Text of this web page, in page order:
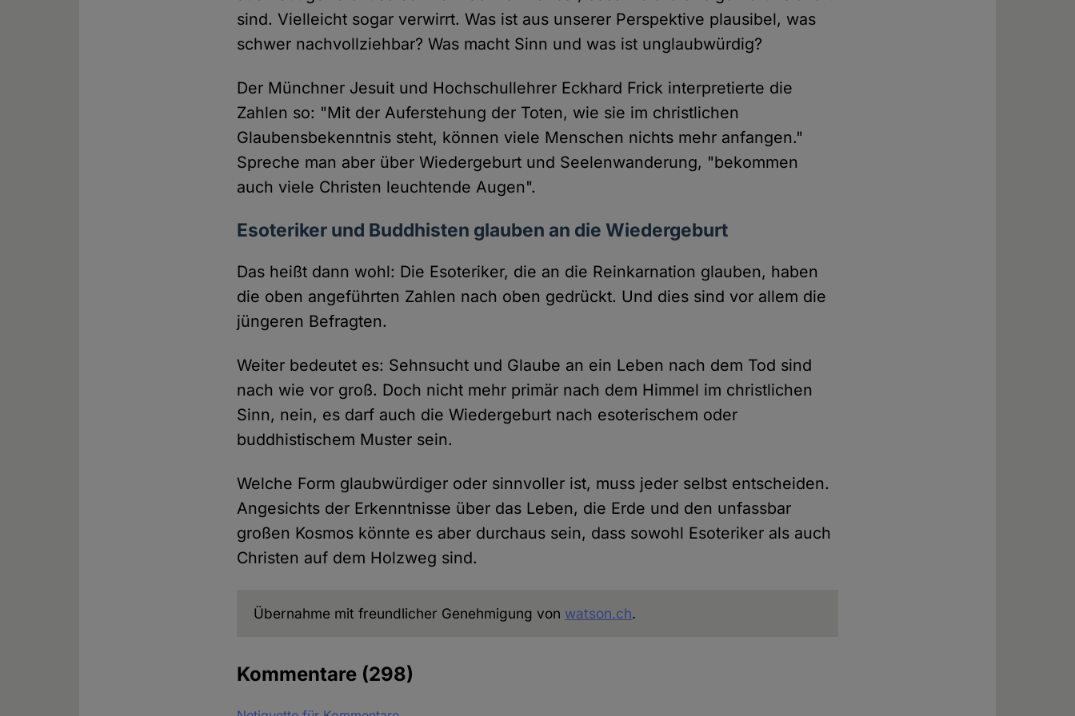
sind. Vielleicht sogar verwirrt. Was ist aus unserer Perspektive plausibel, was
schwer nachvollziehbar? Was macht Sinn und was ist unglaubwürdig?
Der Münchner Jesuit und Hochschullehrer Eckhard Frick interpretierte die
Zahlen so: "Mit der Auferstehung der Toten, wie sie im christlichen
Glaubensbekenntnis steht, können viele Menschen nichts mehr anfangen."
Spreche man aber über Wiedergeburt und Seelenwanderung, "bekommen
auch viele Christen leuchtende Augen".
Esoteriker und Buddhisten glauben an die Wiedergeburt
Das heißt dann wohl: Die Esoteriker, die an die Reinkarnation glauben, haben
die oben angeführten Zahlen nach oben gedrückt. Und dies sind vor allem die
jüngeren Befragten.
Weiter bedeutet es: Sehnsucht und Glaube an ein Leben nach dem Tod sind
nach wie vor groß. Doch nicht mehr primär nach dem Himmel im christlichen
Sinn, nein, es darf auch die Wiedergeburt nach esoterischem oder
buddhistischem Muster sein.
Welche Form glaubwürdiger oder sinnvoller ist, muss jeder selbst entscheiden.
Angesichts der Erkenntnisse über das Leben, die Erde und den unfassbar
großen Kosmos könnte es aber durchaus sein, dass sowohl Esoteriker als auch
Christen auf dem Holzweg sind.
Übernahme mit freundlicher Genehmigung von watson.ch.
Kommentare (298)